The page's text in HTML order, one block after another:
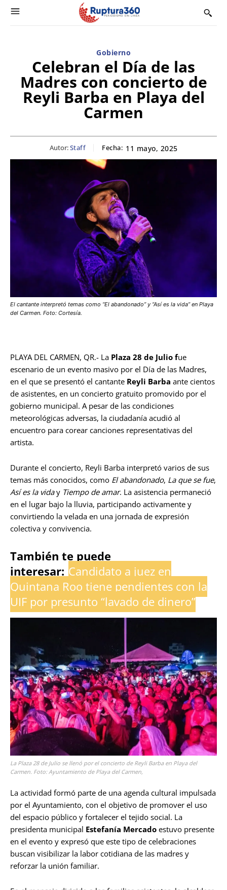
Gobierno
Celebran el Día de las
Madres con concierto de
Reyli Barba en Playa del
Carmen
Autor:Staff Fecha: 11 mayo, 2025
El cantante interpretó temas como “El abandonado” y “Así es la vida” en Playa
del Carmen. Foto: Cortesía.
PLAYA DEL CARMEN, QR.- La Plaza 28 de Julio fue
escenario de un evento masivo por el Día de las Madres,
en el que se presentó el cantante Reyli Barba ante cientos
de asistentes, en un concierto gratuito promovido por el
gobierno municipal. A pesar de las condiciones
meteorológicas adversas, la ciudadanía acudió al
encuentro para corear canciones representativas del
artista.
Durante el concierto, Reyli Barba interpretó varios de sus
temas más conocidos, como El abandonado, La que se fue,
Así es la viday Tiempo de amar. La asistencia permaneció
en el lugar bajo la lluvia, participando activamente y
convirtiendo la velada en una jornada de expresión
colectiva y convivencia.
También te puede
interesar: Candidato a juez en
Quintana Roo tiene pendientes con la
UIF por presunto “lavado de dinero”
La Plaza 28 de Julio se llenó por el concierto de Reyli Barba en Playa del
Carmen. Foto: Ayuntamiento de Playa del Carmen,
La actividad formó parte de una agenda cultural impulsada
por el Ayuntamiento, con el objetivo de promover el uso
del espacio público y fortalecer el tejido social. La
presidenta municipal Estefanía Mercado estuvo presente
en el evento y expresó que este tipo de celebraciones
buscan visibilizar la labor cotidiana de las madres y
reforzar la unión familiar.